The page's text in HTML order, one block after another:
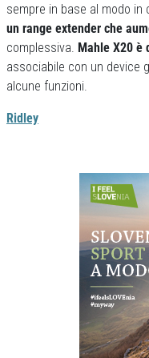
sempre in base al modo in
un range extender che
complessiva. Mahle X20 è
associabile con un device
alcune funzioni.
Ridley
Previous